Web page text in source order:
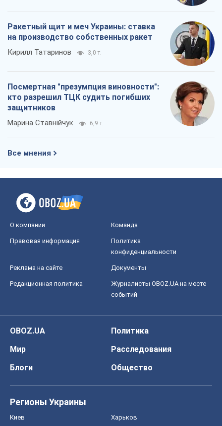
Ракетный щит и меч Украины: ставка
на производство собственных ракет
Кирилл Татаринов 3,0 т.
Посмертная "презумпция виновности":
кто разрешил ТЦК судить погибших
защитников
Марина Ставнійчук 6,9 т.
Все мнения
О компании Команда
Правовая информация
Политика
конфиденциальности
Реклама на сайте Документы
Редакционная политика
Журналисты OBOZ.UA на месте
событий
OBOZ.UA
Политика
Мир
Расследования
Блоги
Общество
Регионы Украины
Киев Харьков